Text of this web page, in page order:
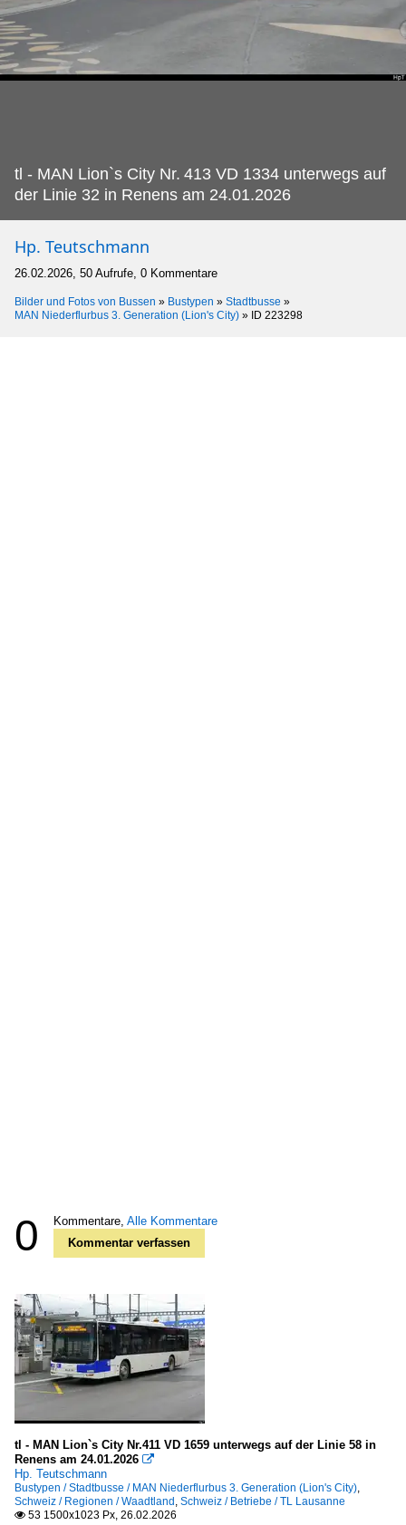
tl - MAN Lion`s City Nr. 413 VD 1334 unterwegs auf
der Linie 32 in Renens am 24.01.2026
Hp. Teutschmann
26.02.2026, 50 Aufrufe, 0 Kommentare
Bilder und Fotos von Bussen » Bustypen » Stadtbusse »
MAN Niederflurbus 3. Generation (Lion's City) » ID 223298
0 Kommentare, Alle Kommentare
Kommentar verfassen
tl - MAN Lion`s City Nr.411 VD 1659 unterwegs auf der Linie 58 in
Renens am 24.01.2026 
Hp. Teutschmann
Bustypen / Stadtbusse / MAN Niederflurbus 3. Generation (Lion's City),
Schweiz / Regionen / Waadtland , Schweiz / Betriebe / TL Lausanne
 53 1500x1023 Px, 26.02.2026